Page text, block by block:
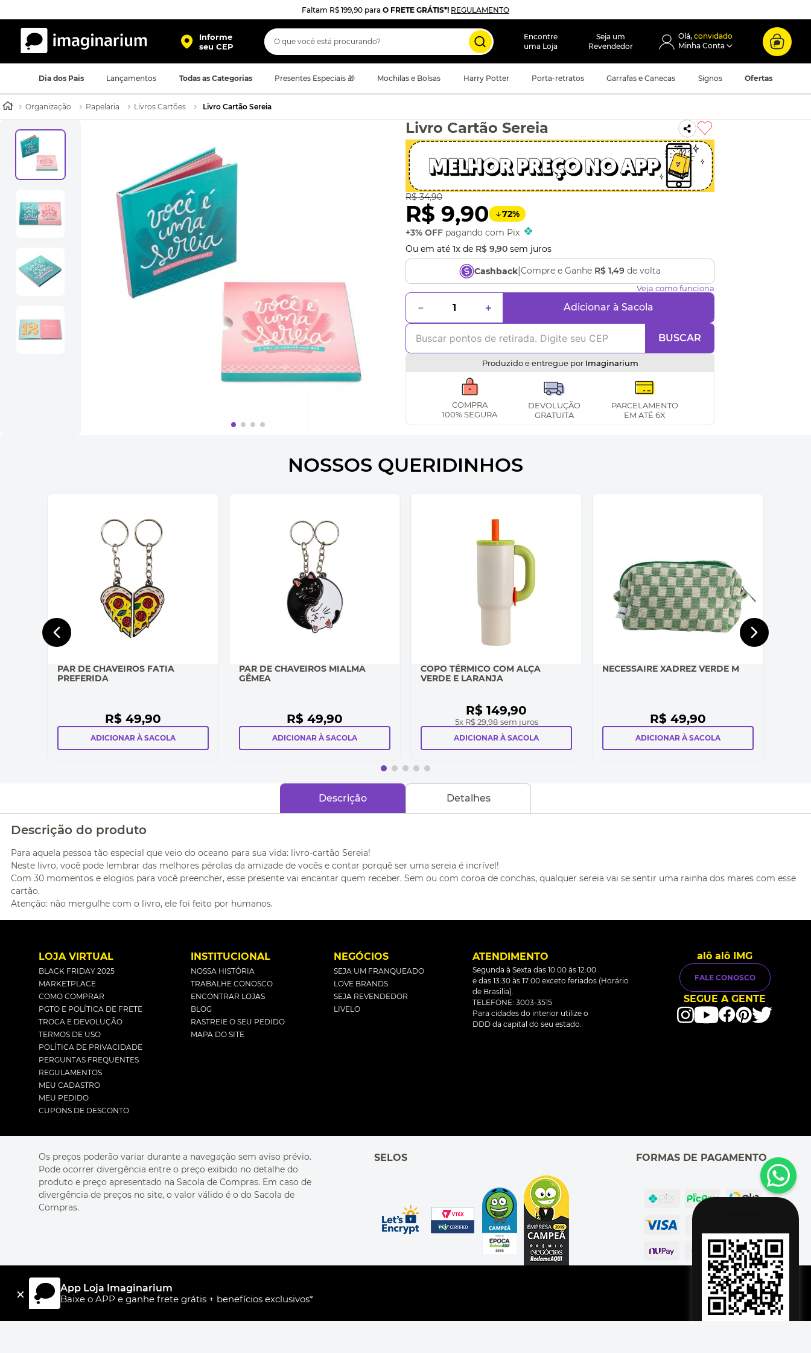
Faltam R$ 199,90 para O FRETE GRÁTIS*! REGULAMENTO
Informe
seu CEP
O que você está procurando?
Encontre
uma Loja
Seja um
Revendedor
convidado
Dia dos Pais Lançamentos Todas as Categorias Presentes Especiais 🎁 Mochilas e Bolsas Harry Potter Porta-retratos Garrafas e Canecas Signos Ofertas
Organização Papelaria Livros Cartões Livro Cartão Sereia
Livro Cartão Sereia
R$ 34,90
R$ 9,90 72%
+3% OFF pagando com Pix
Ou em até 1x de R$ 9,90 sem juros
Cashback Compre e Ganhe R$ 1,49 de volta
Veja como funciona
＋
－ Adicionar à Sacola
BUSCAR
Produzido e entregue por Imaginarium
COMPRA
100% SEGURA
DEVOLUÇÃO
GRATUITA
PARCELAMENTO
EM ATÉ 6X
NOSSOS QUERIDINHOS
PAR DE CHAVEIROS FATIA
PREFERIDA
R$ 49,90
ADICIONAR À SACOLA
PAR DE CHAVEIROS MIALMA
GÊMEA
R$ 49,90
ADICIONAR À SACOLA
COPO TÉRMICO COM ALÇA
VERDE E LARANJA
R$ 149,90
5x R$ 29,98 sem juros
ADICIONAR À SACOLA
NECESSAIRE XADREZ VERDE M
R$ 49,90
ADICIONAR À SACOLA
Descrição Detalhes
Descrição do produto
Para aquela pessoa tão especial que veio do oceano para sua vida: livro-cartão Sereia!
Neste livro, você pode lembrar das melhores pérolas da amizade de vocês e contar porquê ser uma sereia é incrível!
Com 30 momentos e elogios para você preencher, esse presente vai encantar quem receber. Sem ou com coroa de conchas, qualquer sereia vai se sentir uma rainha dos mares com esse
cartão.
Atenção: não mergulhe com o livro, ele foi feito por humanos.
LOJA VIRTUAL
BLACK FRIDAY 2025
MARKETPLACE
COMO COMPRAR
PGTO E POLÍTICA DE FRETE
TROCA E DEVOLUÇÃO
TERMOS DE USO
POLÍTICA DE PRIVACIDADE
PERGUNTAS FREQUENTES
REGULAMENTOS
MEU CADASTRO
MEU PEDIDO
CUPONS DE DESCONTO
INSTITUCIONAL
NOSSA HISTÓRIA
TRABALHE CONOSCO
ENCONTRAR LOJAS
BLOG
RASTREIE O SEU PEDIDO
MAPA DO SITE
NEGÓCIOS
SEJA UM FRANQUEADO
LOVE BRANDS
SEJA REVENDEDOR
LIVELO
ATENDIMENTO
Segunda à Sexta das 10:00 às 12:00
e das 13:30 às 17:00 exceto feriados (Horário
de Brasilia).
TELEFONE: 3003-3515
Para cidades do interior utilize o
DDD da capital do seu estado.
alô alô IMG
FALE CONOSCO
SEGUE A GENTE
Os preços poderão variar durante a navegação sem aviso prévio.
Pode ocorrer divergência entre o preço exibido no detalhe do
produto e preço apresentado na Sacola de Compras. Em caso de
divergência de preços no site, o valor válido é o do Sacola de
Compras.
SELOS FORMAS DE PAGAMENTO
×
App Loja Imaginarium
Baixe o APP e ganhe frete grátis + benefícios exclusivos*
TERMOS MAIS BUSCADOS
harry potter
2º
bolsa
luminaria
necessaire
garrafa
friends
bolsa termica